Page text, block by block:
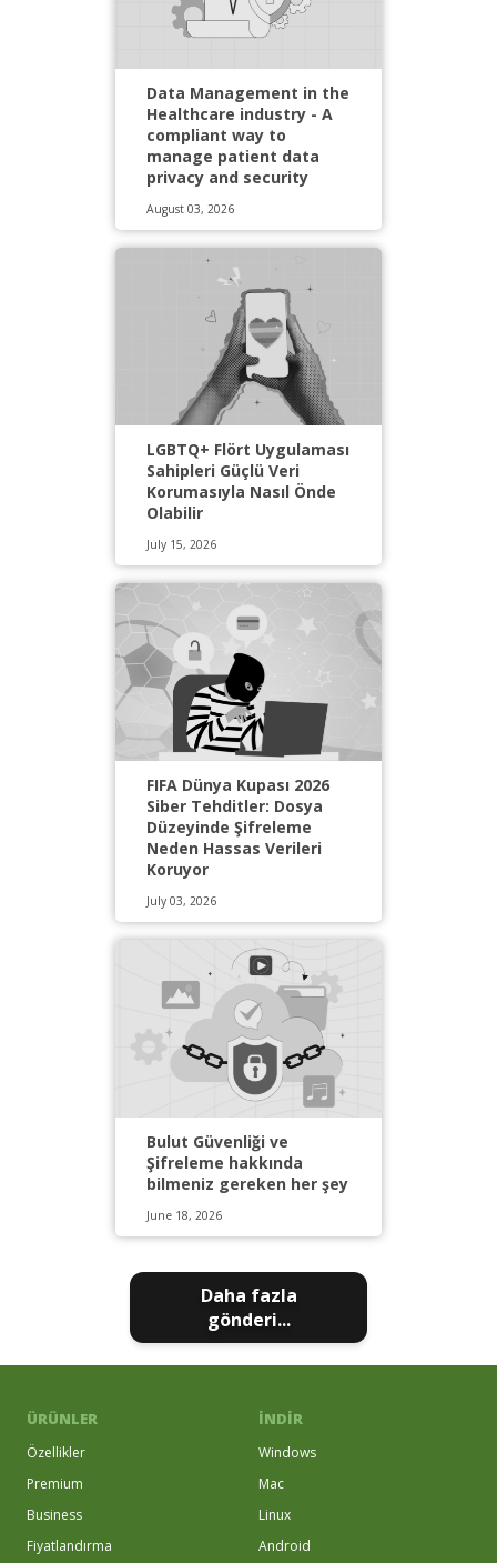
Data Management in the
Healthcare industry - A
compliant way to
manage patient data
privacy and security
August 03, 2026
LGBTQ+ Flört Uygulaması
Sahipleri Güçlü Veri
Korumasıyla Nasıl Önde
Olabilir
July 15, 2026
FIFA Dünya Kupası 2026
Siber Tehditler: Dosya
Düzeyinde Şifreleme
Neden Hassas Verileri
Koruyor
July 03, 2026
Bulut Güvenliği ve
Şifreleme hakkında
bilmeniz gereken her şey
June 18, 2026
Daha fazla
gönderi...
ÜRÜNLER
Özellikler
Premium
Business
Fiyatlandırma
İNDIR
Windows
Mac
Linux
Android